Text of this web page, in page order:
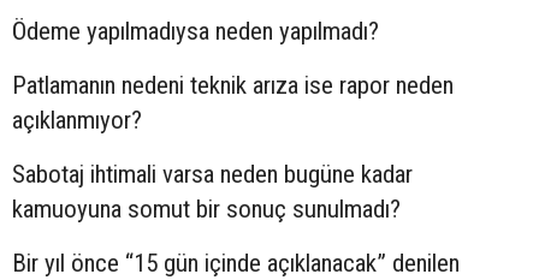
Ödeme yapılmadıysa neden yapılmadı?
Patlamanın nedeni teknik arıza ise rapor neden
açıklanmıyor?
Sabotaj ihtimali varsa neden bugüne kadar
kamuoyuna somut bir sonuç sunulmadı?
Bir yıl önce “15 gün içinde açıklanacak” denilen